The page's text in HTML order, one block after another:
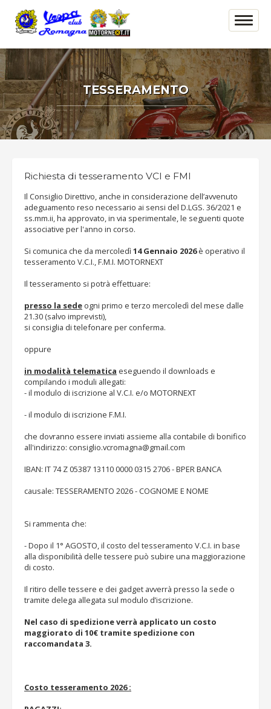
TESSERAMENTO
Richiesta di tesseramento VCI e FMI
Il Consiglio Direttivo, anche in considerazione dell’avvenuto
adeguamento reso necessario ai sensi del D.LGS. 36/2021 e
ss.mm.ii, ha approvato, in via sperimentale, le seguenti quote
associative per l'anno in corso.
Si comunica che da mercoledì 14 Gennaio 2026è operativo il
tesseramento V.C.I., F.M.I. MOTORNEXT
Il tesseramento si potrà effettuare:
presso la sede ogni primo e terzo mercoledì del mese dalle
21.30 (salvo imprevisti),
si consiglia di telefonare per conferma.
oppure
in modalità telematica eseguendo il downloads e
compilando i moduli allegati:
- il modulo di iscrizione al V.C.I. e/o MOTORNEXT
- il modulo di iscrizione F.M.I.
che dovranno essere inviati assieme alla contabile di bonifico
all'indirizzo: consiglio.vcromagna@gmail.com
IBAN: IT 74 Z 05387 13110 0000 0315 2706 - BPER BANCA
causale: TESSERAMENTO 2026 - COGNOME E NOME
Si rammenta che:
- Dopo il 1° AGOSTO, il costo del tesseramento V.C.I. in base
alla disponibilità delle tessere può subire una maggiorazione
di costo.
Il ritiro delle tessere e dei gadget avverrà presso la sede o
tramite delega allegata sul modulo d’iscrizione.
Nel caso di spedizione verrà applicato un costo
maggiorato di 10€ tramite spedizione con
raccomandata 3.
Costo tesseramento 2026 :